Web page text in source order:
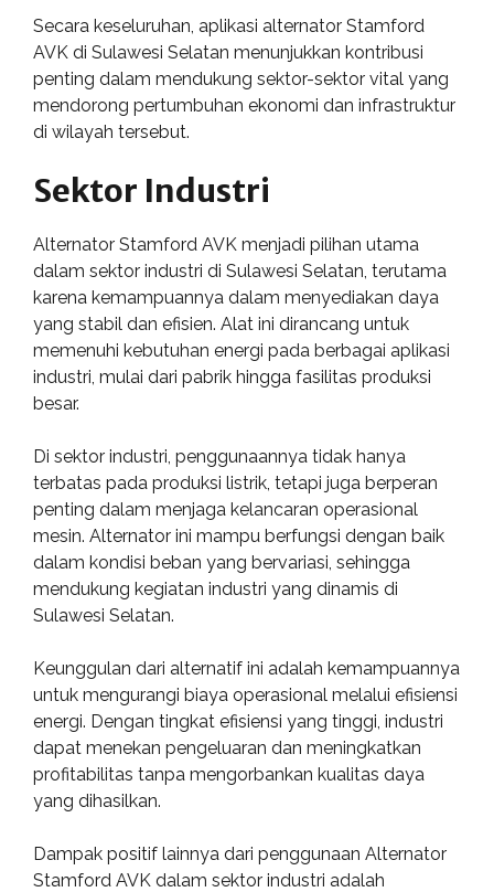
Secara keseluruhan, aplikasi alternator Stamford
AVK di Sulawesi Selatan menunjukkan kontribusi
penting dalam mendukung sektor-sektor vital yang
mendorong pertumbuhan ekonomi dan infrastruktur
di wilayah tersebut.
Sektor Industri
Alternator Stamford AVK menjadi pilihan utama
dalam sektor industri di Sulawesi Selatan, terutama
karena kemampuannya dalam menyediakan daya
yang stabil dan efisien. Alat ini dirancang untuk
memenuhi kebutuhan energi pada berbagai aplikasi
industri, mulai dari pabrik hingga fasilitas produksi
besar.
Di sektor industri, penggunaannya tidak hanya
terbatas pada produksi listrik, tetapi juga berperan
penting dalam menjaga kelancaran operasional
mesin. Alternator ini mampu berfungsi dengan baik
dalam kondisi beban yang bervariasi, sehingga
mendukung kegiatan industri yang dinamis di
Sulawesi Selatan.
Keunggulan dari alternatif ini adalah kemampuannya
untuk mengurangi biaya operasional melalui efisiensi
energi. Dengan tingkat efisiensi yang tinggi, industri
dapat menekan pengeluaran dan meningkatkan
profitabilitas tanpa mengorbankan kualitas daya
yang dihasilkan.
Dampak positif lainnya dari penggunaan Alternator
Stamford AVK dalam sektor industri adalah